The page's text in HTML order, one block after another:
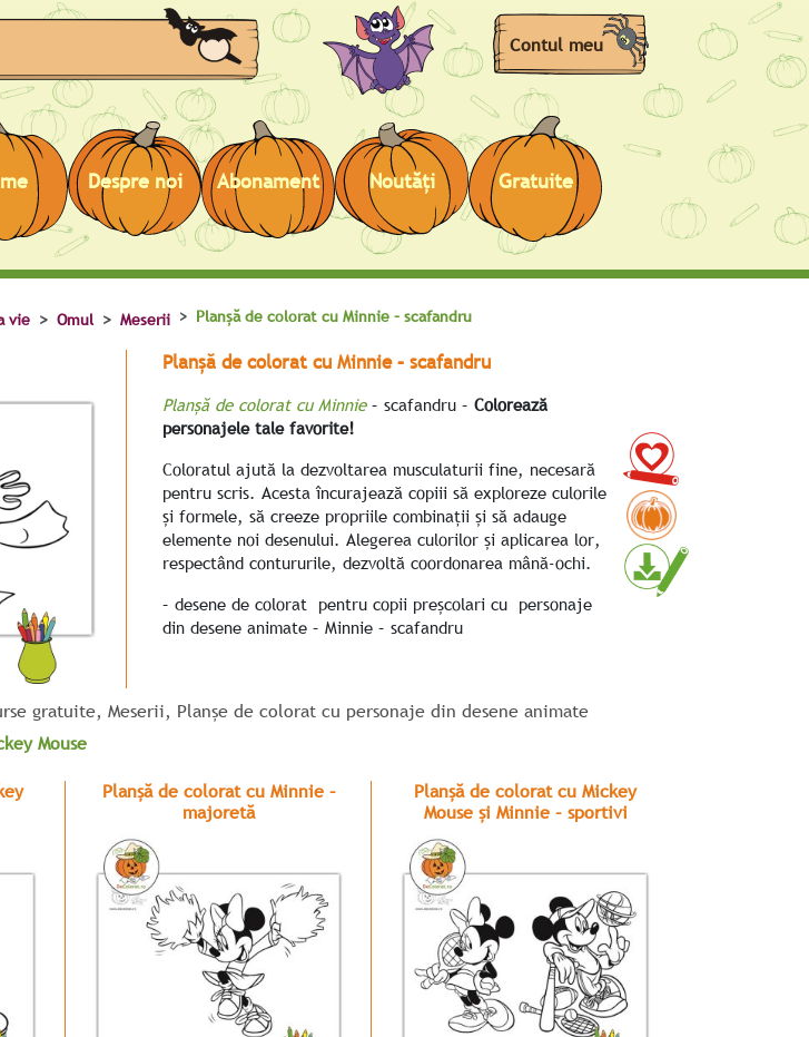
Contul meu
Despre noi Abonament Noutăţi Gratuite
vie Omul Meserii Planșă de colorat cu Minnie – scafandru
Planșă de colorat cu Minnie – scafandru
Planșă de colorat cu Minnie – scafandru – Colorează
personajele tale favorite!
Coloratul ajută la dezvoltarea musculaturii fine, necesară
pentru scris. Acesta încurajează copiii să exploreze culorile
și formele, să creeze propriile combinații și să adauge
elemente noi desenului. Alegerea culorilor și aplicarea lor,
respectând contururile, dezvoltă coordonarea mână-ochi.
– desene de colorat pentru copii preșcolari cu personaje
din desene animate – Minnie – scafandru
gratuite, Meserii, Planșe de colorat cu personaje din desene animate
Mouse
Planșă de colorat cu Minnie –
majoretă
Planșă de colorat cu Mickey
Mouse și Minnie – sportivi